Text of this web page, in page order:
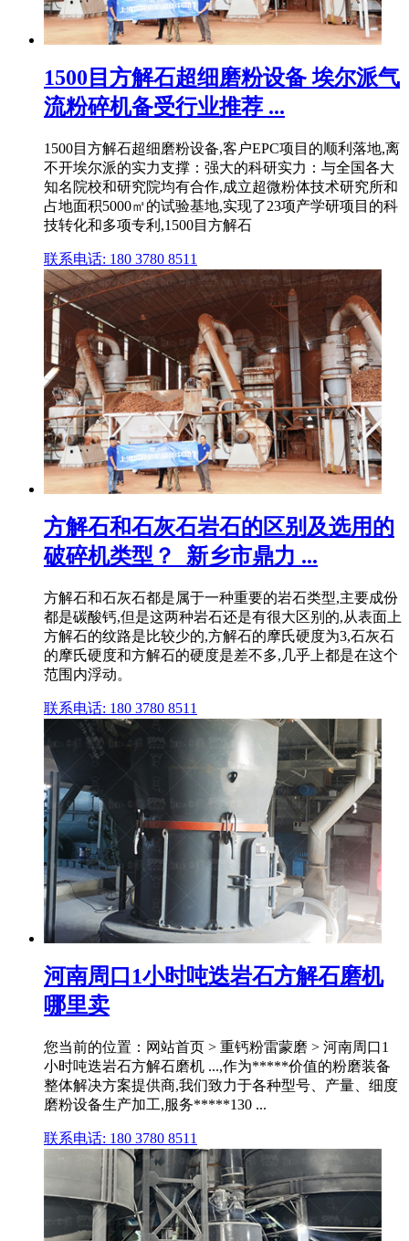
1500目方解石超细磨粉设备 埃尔派气
流粉碎机备受行业推荐 ...
1500目方解石超细磨粉设备,客户EPC项目的顺利落地,离
不开埃尔派的实力支撑：强大的科研实力：与全国各大
知名院校和研究院均有合作,成立超微粉体技术研究所和
占地面积5000㎡的试验基地,实现了23项产学研项目的科
技转化和多项专利,1500目方解石
联系电话: 180 3780 8511
方解石和石灰石岩石的区别及选用的
破碎机类型？_新乡市鼎力 ...
方解石和石灰石都是属于一种重要的岩石类型,主要成份
都是碳酸钙,但是这两种岩石还是有很大区别的,从表面上
方解石的纹路是比较少的,方解石的摩氏硬度为3,石灰石
的摩氏硬度和方解石的硬度是差不多,几乎上都是在这个
范围内浮动。
联系电话: 180 3780 8511
河南周口1小时吨迭岩石方解石磨机
哪里卖
您当前的位置：网站首页 > 重钙粉雷蒙磨 > 河南周口1
小时吨迭岩石方解石磨机 ...,作为*****价值的粉磨装备
整体解决方案提供商,我们致力于各种型号、产量、细度
磨粉设备生产加工,服务*****130 ...
联系电话: 180 3780 8511